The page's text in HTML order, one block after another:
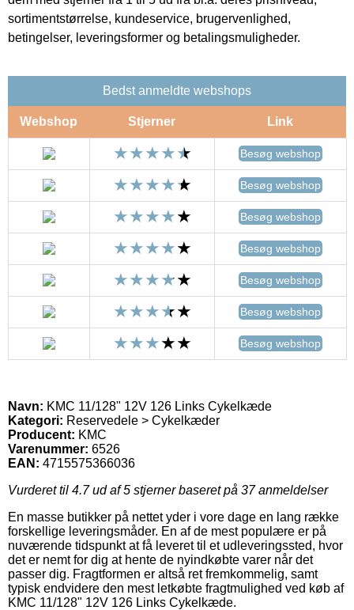
sortimentstørrelse, kundeservice, brugervenlighed,
betingelser, leveringsformer og betalingsmuligheder.
Bedst anmeldte webshops
Webshop Stjerner Link
Besøg webshop
Besøg webshop
Besøg webshop
Besøg webshop
Besøg webshop
Besøg webshop
Besøg webshop
Navn: KMC 11/128" 12V 126 Links Cykelkæde
Kategori: Reservedele > Cykelkæder
Producent: KMC
Varenummer: 6526
EAN: 4715575366036
Vurderet til 4.7ud af 5 stjerner baseret på 37anmeldelser
En masse butikker på nettet yder i vore dage en lang række
forskellige leveringsmåder. En af de mest populære er på
nuværende tidspunkt at få leveret til et udleveringssted, hvor
det er nemt for dig at hente de nyindkøbte varer når det
passer dig. Fragtformen er altså ret fremkommelig, samt
typisk endvidere den mest letkøbte fragtmulighed ved køb af
KMC 11/128" 12V 126 Links Cykelkæde.